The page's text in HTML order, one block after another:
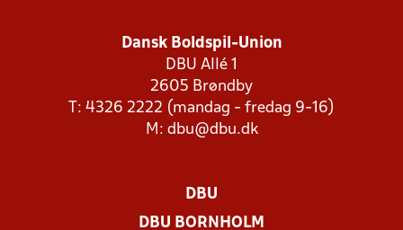
Dansk Boldspil-Union
DBU Allé 1
2605 Brøndby
T: 4326 2222 (mandag - fredag 9-16)
M: dbu@dbu.dk
DBU
DBU BORNHOLM